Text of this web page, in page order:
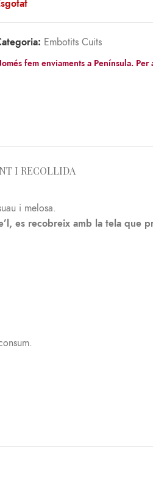
Embotits Cuits
fem enviaments a Península.
I RECOLLIDA
i melosa.
es recobreix amb la tela que